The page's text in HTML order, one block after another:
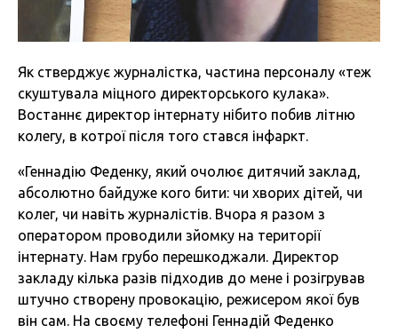
Як стверджує журналістка, частина персоналу «теж
скуштувала міцного директорського кулака».
Востаннє директор інтернату нібито побив літню
колегу, в котрої після того стався інфаркт.
«Геннадію Феденку, який очолює дитячий заклад,
абсолютно байдуже кого бити: чи хворих дітей, чи
колег, чи навіть журналістів. Вчора я разом з
оператором проводили зйомку на території
інтернату. Нам грубо перешкоджали. Директор
закладу кілька разів підходив до мене і розігрував
штучно створену провокацію, режисером якої був
він сам. На своєму телефоні Геннадій Феденко